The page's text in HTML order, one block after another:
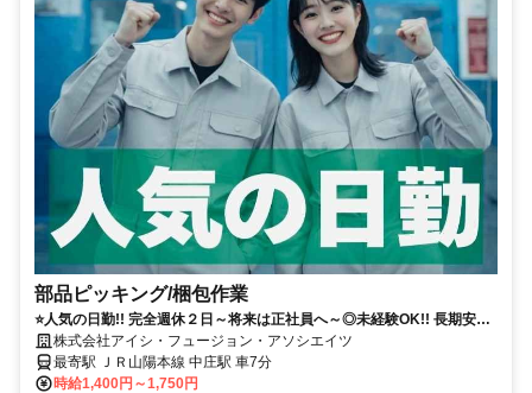
部品ピッキング/梱包作業
⭐人気の日勤!! 完全週休２日～将来は正社員へ～◎未経験OK!! 長期安定
勤務歓迎 ワークライフバランス抜群!! プライベート充実!!
株式会社アイシ・フュージョン・アソシエイツ
最寄駅 ＪＲ山陽本線 中庄駅 車7分
時給1,400円～1,750円